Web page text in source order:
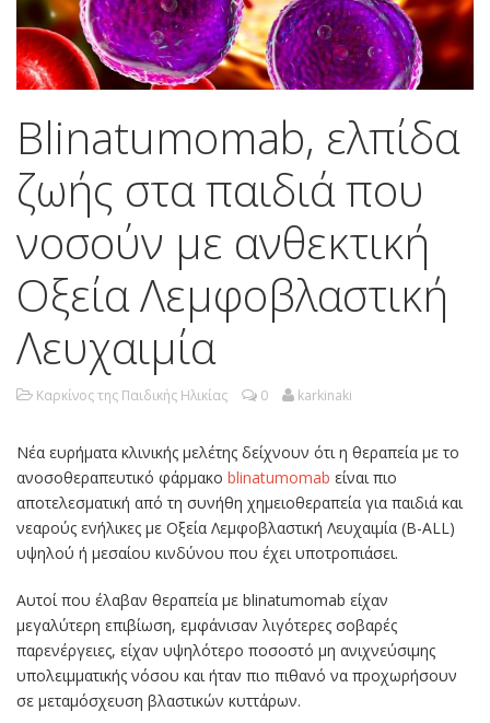
Blinatumomab, ελπίδα
ζωής στα παιδιά που
νοσούν με ανθεκτική
Οξεία Λεμφοβλαστική
Λευχαιμία
Καρκίνος της Παιδικής Ηλικίας 0 karkinaki
Νέα ευρήματα κλινικής μελέτης δείχνουν ότι η θεραπεία με το
ανοσοθεραπευτικό φάρμακο blinatumomab είναι πιο
αποτελεσματική από τη συνήθη χημειοθεραπεία για παιδιά και
νεαρούς ενήλικες με Οξεία Λεμφοβλαστική Λευχαιμία (B-ALL)
υψηλού ή μεσαίου κινδύνου που έχει υποτροπιάσει.
Αυτοί που έλαβαν θεραπεία με blinatumomab είχαν
μεγαλύτερη επιβίωση, εμφάνισαν λιγότερες σοβαρές
παρενέργειες, είχαν υψηλότερο ποσοστό μη ανιχνεύσιμης
υπολειμματικής νόσου και ήταν πιο πιθανό να προχωρήσουν
σε μεταμόσχευση βλαστικών κυττάρων.